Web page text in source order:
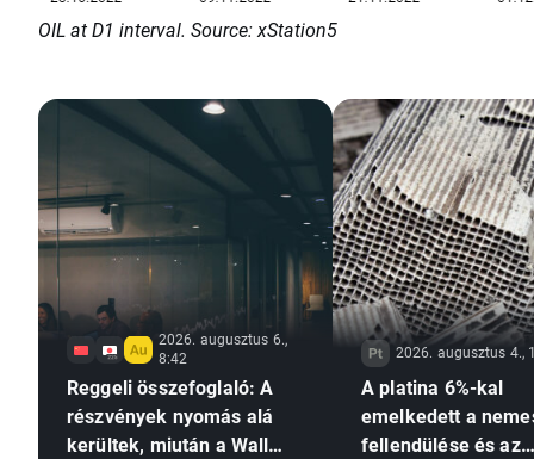
OIL at D1 interval. Source: xStation5
2026. augusztus 6.,
8:42
Reggeli összefoglaló: A
részvények nyomás alá
kerültek, miután a Wall
2026. augusztus 4.,
A platina 6%-kal
emelkedett a
fellendülése és az